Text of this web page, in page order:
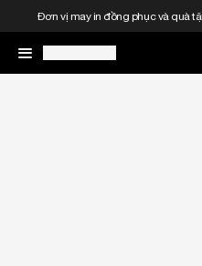
Đơn vị may in đồng phục và quà